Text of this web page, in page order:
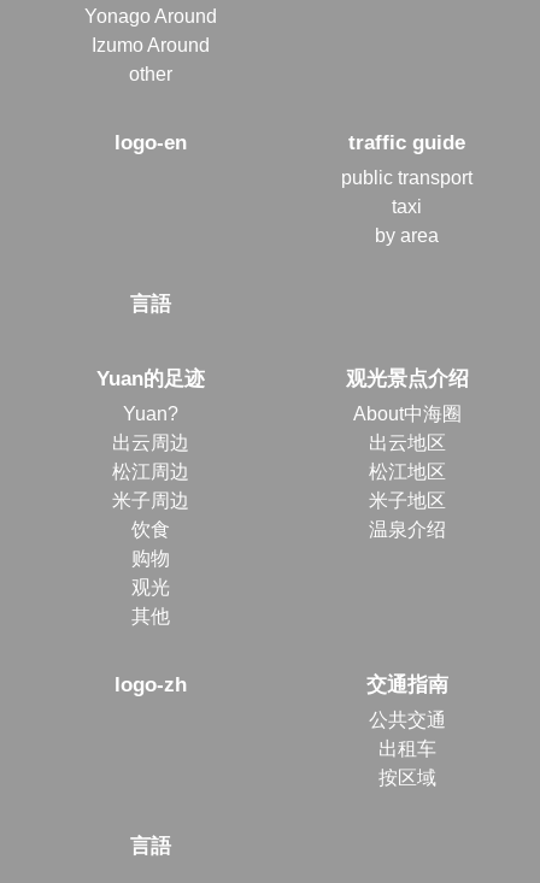
Yonago Around
Izumo Around
other
logo-en traffic guide
public transport
taxi
by area
言語
Yuan的足迹
Yuan?
出云周边
松江周边
米子周边
饮食
购物
观光
其他
观光景点介绍
About中海圈
出云地区
松江地区
米子地区
温泉介绍
logo-zh 交通指南
公共交通
出租车
按区域
言語